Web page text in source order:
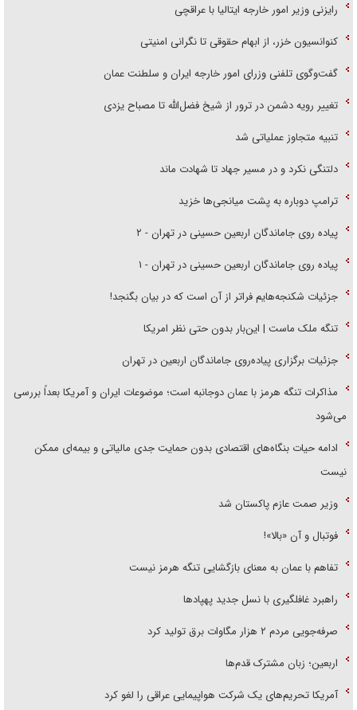
رایزنی وزیر امور خارجه ایتالیا با عراقچی
کنوانسیون خزر، از ابهام حقوقی تا نگرانی امنیتی
گفت‌وگوی تلفنی وزرای امور خارجه ایران و سلطنت عمان
تغییر رویه دشمن در ترور از شیخ فضل‌الله تا مصباح یزدی
تنبیه متجاوز عملیاتی شد
دلتنگی نکرد و در مسیر جهاد تا شهادت ماند
ترامپ دوباره به پشت میانجی‌ها خزید
پیاده روی جاماندگان اربعین حسینی در تهران - ۲
پیاده روی جاماندگان اربعین حسینی در تهران - ۱
جزئیات شکنجه‌هایم فراتر از آن است که در بیان بگنجد!
تنگه ملک ماست | این‌بار بدون حتی نظر امریکا
جزئیات برگزاری پیاده‌روی جاماندگان اربعین در تهران
مذاکرات تنگه هرمز با عمان دوجانبه است؛ موضوعات ایران و آمریکا بعداً بررسی
می‌شود
ادامه حیات بنگاه‌های اقتصادی بدون حمایت جدی مالیاتی و بیمه‌ای ممکن
نیست
وزیر صمت عازم پاکستان شد
فوتبال و آن «بالا»!
تفاهم با عمان به معنای بازگشایی تنگه هرمز نیست
راهبرد غافلگیری با نسل جدید پهپاد‌ها
صرفه‌جویی مردم ۲ هزار مگاوات برق تولید کرد
اربعین؛ زبان مشترک قدم‌ها
آمریکا تحریم‌های یک شرکت هواپیمایی عراقی را لغو کرد